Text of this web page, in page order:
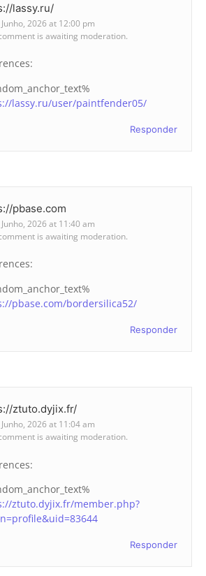
lassy.ru/
2026 at 12:00 pm
is awaiting moderation.
lassy.ru/user/paintfender05/
Responder
pbase.com
2026 at 11:40 am
is awaiting moderation.
pbase.com/bordersilica52/
Responder
ztuto.dyjix.fr/
2026 at 11:04 am
is awaiting moderation.
ztuto.dyjix.fr/member.php?
Responder